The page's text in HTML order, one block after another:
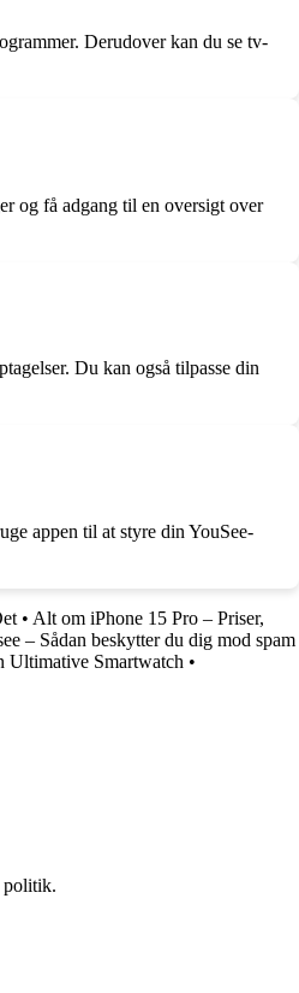
Derudover kan du se tv-
og få adgang til en oversigt over
Du kan også tilpasse din
appen til at styre din YouSee-
• Alt om iPhone 15 Pro – Priser,
– Sådan beskytter du dig mod spam
Ultimative Smartwatch •
politik.